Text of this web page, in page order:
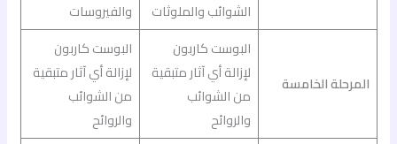
الشوائب والملوثات
والفيروسات
المرحلة الخامسة
البوست كاربون
لإزالة أي آثار متبقية
من الشوائب
والروائح
البوست كاربون
لإزالة أي آثار متبقية
من الشوائب
والروائح